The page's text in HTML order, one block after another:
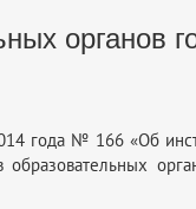
органов
года № 166 «Об